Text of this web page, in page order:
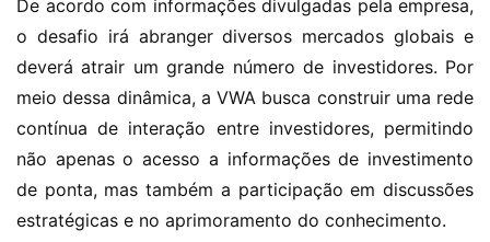
De acordo com informações divulgadas pela empresa,
o desafio irá abranger diversos mercados globais e
deverá atrair um grande número de investidores. Por
meio dessa dinâmica, a VWA busca construir uma rede
contínua de interação entre investidores, permitindo
não apenas o acesso a informações de investimento
de ponta, mas também a participação em discussões
estratégicas e no aprimoramento do conhecimento.